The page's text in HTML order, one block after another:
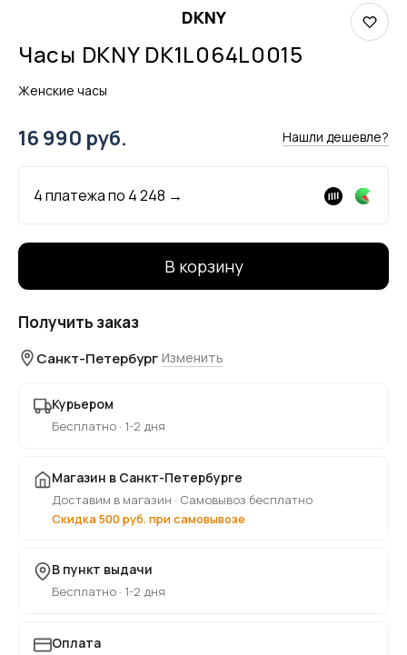
DKNY
Часы DKNY DK1L064L0015
Женские часы
16 990 руб. Нашли дешевле?
4 платежа по 4 248 →
В корзину
Получить заказ
Санкт-Петербург Изменить
Курьером
Бесплатно · 1-2 дня
Магазин в Санкт-Петербурге
Доставим в магазин · Самовывоз бесплатно
Скидка 500 руб. при самовывозе
В пункт выдачи
Бесплатно · 1-2 дня
Оплата